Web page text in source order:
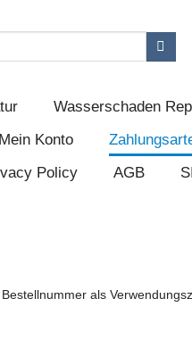
Wasserschaden
Mein Konto
Policy
AGB
als